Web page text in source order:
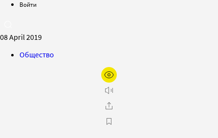
Войти
08 April 2019
Общество